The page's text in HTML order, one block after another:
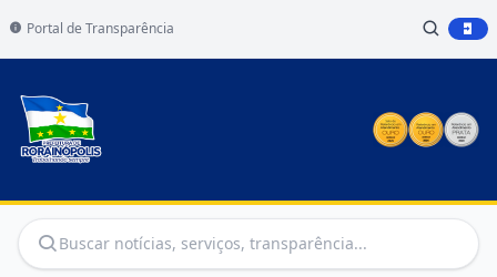
Portal de Transparência